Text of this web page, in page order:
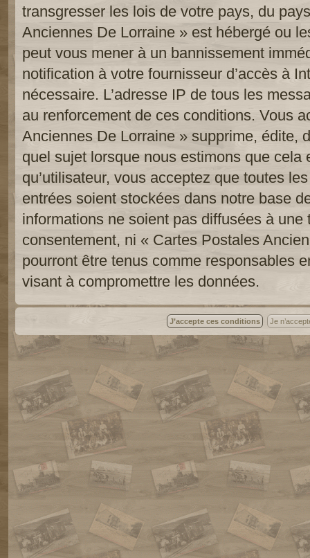
transgresser les lois de votre pays, du
Anciennes De Lorraine » est hébergé ou
peut vous mener à un bannissement
notification à votre fournisseur d’accès à
nécessaire. L’adresse IP de tous les
au renforcement de ces conditions. Vous
Anciennes De Lorraine » supprime, édite,
quel sujet lorsque nous estimons que cela
qu’utilisateur, vous acceptez que toutes
entrées soient stockées dans notre base
informations ne soient pas diffusées à une
consentement, ni « Cartes Postales
pourront être tenus comme responsables
visant à compromettre les données.